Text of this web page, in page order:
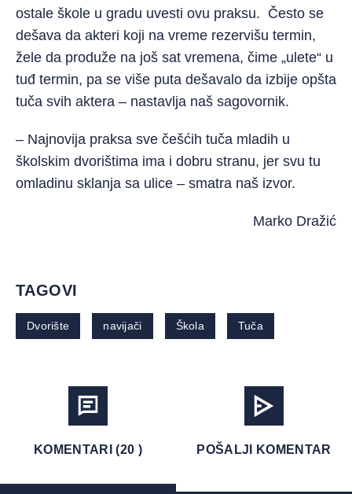
ostale škole u gradu uvesti ovu praksu. Često se
dešava da akteri koji na vreme rezervišu termin,
žele da produže na još sat vremena, čime „ulete“ u
tuđ termin, pa se više puta dešavalo da izbije opšta
tuča svih aktera – nastavlja naš sagovornik.
– Najnovija praksa sve češćih tuča mladih u
školskim dvorištima ima i dobru stranu, jer svu tu
omladinu sklanja sa ulice – smatra naš izvor.
Marko Dražić
TAGOVI
Dvorište navijači Škola Tuča
KOMENTARI (20 ) POŠALJI KOMENTAR